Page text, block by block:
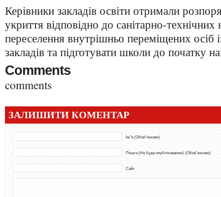
Керівники закладів освіти отримали
укриття відповідно до санітарно-
переселення внутрішньо переміщених осіб
закладів та підготувати школи до початку
Comments
comments
ЗАЛИШИТИ КОМЕНТАР
Ім"я (Обов"язково)
Пошта (Не буде опублікованою) (Обов"язково)
Сайт